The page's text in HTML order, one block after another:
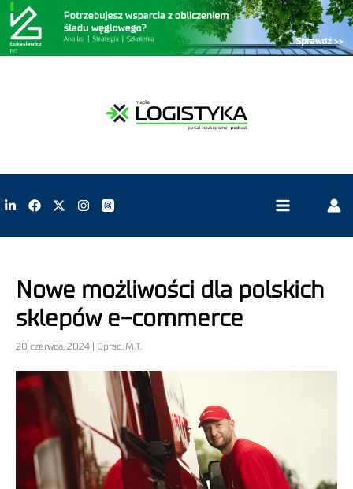
Nowe możliwości dla polskich
sklepów e-commerce
20 czerwca, 2024 | Oprac. M.T.